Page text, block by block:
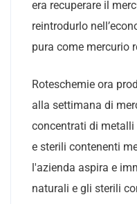
era recuperare il
reintrodurlo
pura come mercurio
Roteschemie ora
alla settimana di
concentrati di
e sterili contenenti
l'azienda aspira e
naturali e gli sterili